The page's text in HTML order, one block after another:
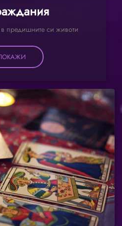
предишните си животи